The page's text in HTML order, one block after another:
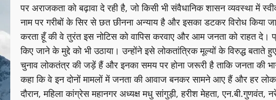
पर अराजकता को बढ़ावा दे रही है, जो किसी भी संवैधानिक शासन व्यवस्था में
नाम पर गरीबों के सिर से छत छीनना अन्याय है और इसका डटकर विरोध किया
करता हूँ की वे तुरंत इस नोटिस को वापिस करवाए और आम जनता को राहत दे।
किए जाने के मुद्दे को भी उठाया। उन्होंने इसे लोकतांत्रिक मूल्यों के विरुद्ध
चुनाव लोकतंत्र की जड़ें हैं और इनका समय पर होना जरूरी है ताकि जनता की
कहा कि वे इन दोनों मामलों में जनता की आवाज बनकर सामने आए हैं और हर
दौरान, महिला कांग्रेस महानगर अध्यक्ष मधु सांगुड़ी, हरीश मेहता, एन.बी.गुणवंत,